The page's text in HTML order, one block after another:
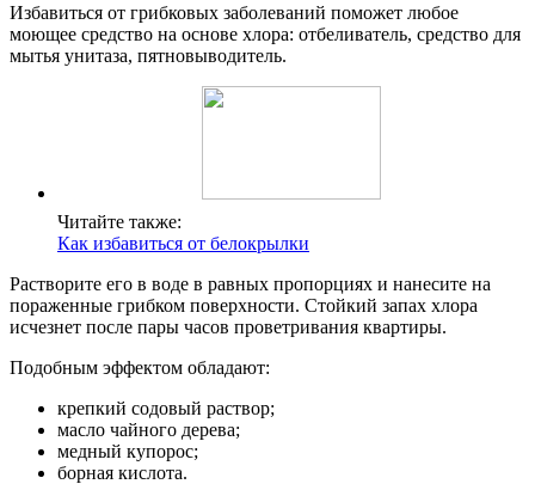
Избавиться от грибковых заболеваний поможет любое
моющее средство на основе хлора: отбеливатель, средство для
мытья унитаза, пятновыводитель.
Читайте также:
Как избавиться от белокрылки
Растворите его в воде в равных пропорциях и нанесите на
пораженные грибком поверхности. Стойкий запах хлора
исчезнет после пары часов проветривания квартиры.
Подобным эффектом обладают:
крепкий содовый раствор;
масло чайного дерева;
медный купорос;
борная кислота.